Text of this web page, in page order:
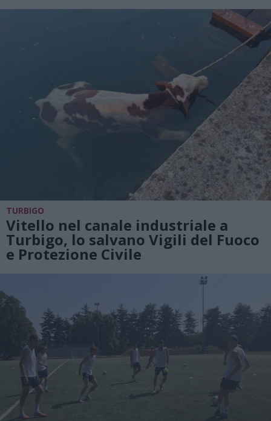
TURBIGO
Vitello nel canale industriale a
Turbigo, lo salvano Vigili del Fuoco
e Protezione Civile